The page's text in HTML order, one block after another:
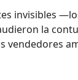
invisibles
la
vendedores